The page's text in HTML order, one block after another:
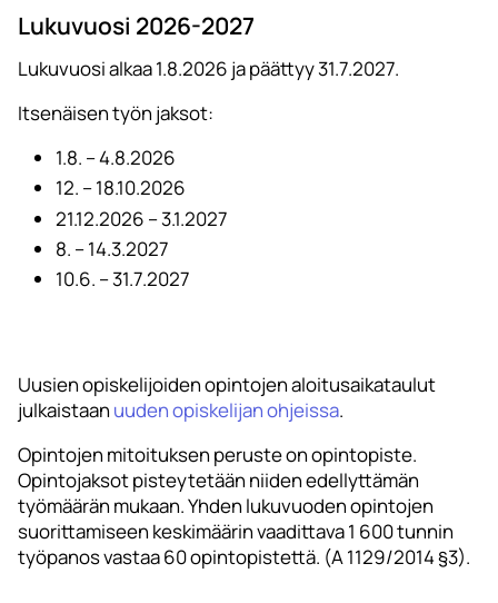
Lukuvuosi 2026-2027
Lukuvuosi alkaa 1.8.2026 ja päättyy 31.7.2027.
Itsenäisen työn jaksot:
1.8. – 4.8.2026
12. – 18.10.2026
21.12.2026 – 3.1.2027
8. – 14.3.2027
10.6. – 31.7.2027
Uusien opiskelijoiden opintojen aloitusaikataulut
julkaistaan uuden opiskelijan ohjeissa.
Opintojen mitoituksen peruste on opintopiste.
Opintojaksot pisteytetään niiden edellyttämän
työmäärän mukaan. Yhden lukuvuoden opintojen
suorittamiseen keskimäärin vaadittava 1 600 tunnin
työpanos vastaa 60 opintopistettä. (A 1129/2014 §3).